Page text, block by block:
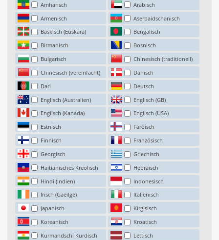
Amharisch
Arabisch
Armenisch
Aserbaidschanisch
Baskisch (Euskara)
Bengalisch
Birmanisch
Bosnisch
Bulgarisch
Chinesisch (traditionell)
Chinesisch (vereinfacht)
Dänisch
Dari
Deutsch
Englisch (Australien)
Englisch (GB)
Englisch (Kanada)
Englisch (USA)
Estnisch
Färöisch
Finnisch
Französisch
Georgisch
Griechisch
Haitianisches Kreolisch
Hebräisch
Hindi (Indien)
Indonesisch
Irisch (Gaeilge)
Italienisch
Japanisch
Kirgisisch
Koreanisch
Kroatisch
Kurmandschi Kurdisch
Lettisch